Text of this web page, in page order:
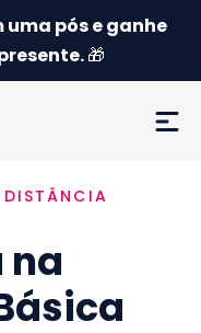
pós e ganhe
🎁
na